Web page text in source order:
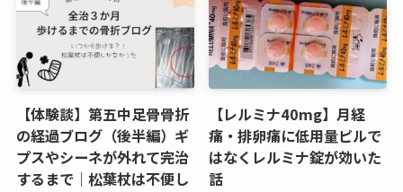
【体験談】第五中足骨骨折
の経過ブログ（後半編）ギ
プスやシーネが外れて完治
するまで｜松葉杖は不便し
【レルミナ40mg】月経
痛・排卵痛に低用量ピルで
はなくレルミナ錠が効いた
話